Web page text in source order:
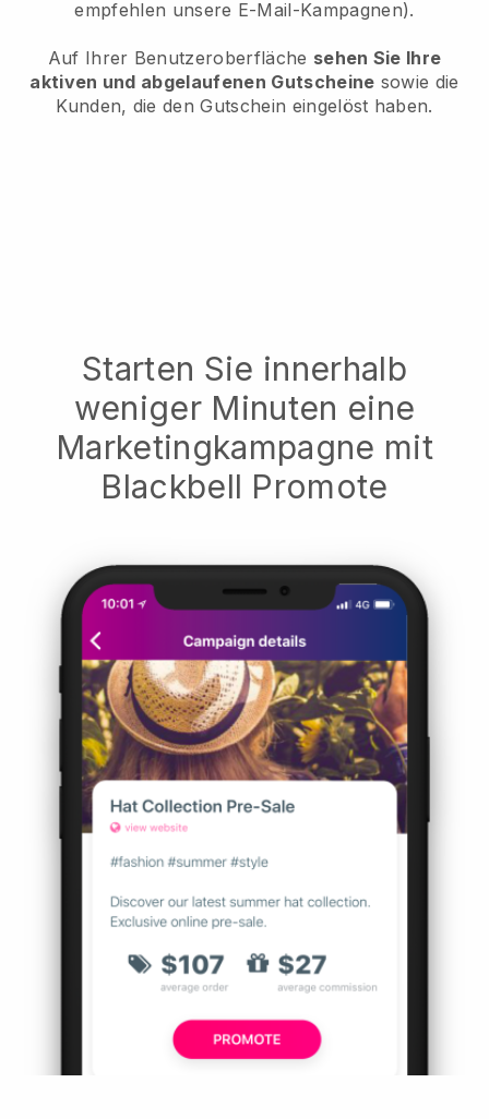
empfehlen unsere E-Mail-Kampagnen).
Auf Ihrer Benutzeroberfläche sehen Sie Ihre
aktiven und abgelaufenen Gutscheine sowie die
Kunden, die den Gutschein eingelöst haben.
Starten Sie innerhalb
weniger Minuten eine
Marketingkampagne mit
Blackbell Promote